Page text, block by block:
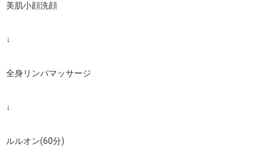
美肌小顔洗顔
↓
全身リンパマッサージ
↓
ルルオン(60分)